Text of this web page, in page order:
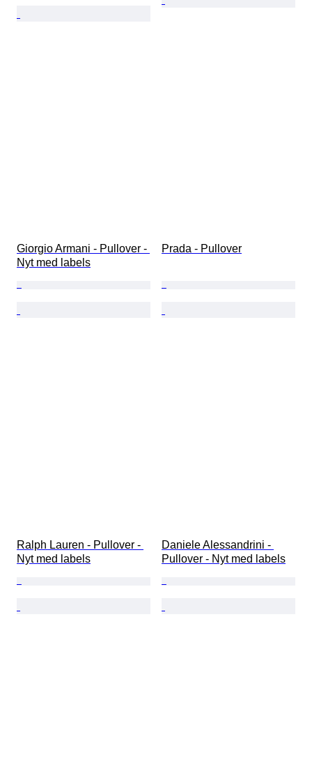
Giorgio Armani - Pullover -
Nyt med labels
Prada - Pullover
Ralph Lauren - Pullover -
Nyt med labels
Daniele Alessandrini -
Pullover - Nyt med labels